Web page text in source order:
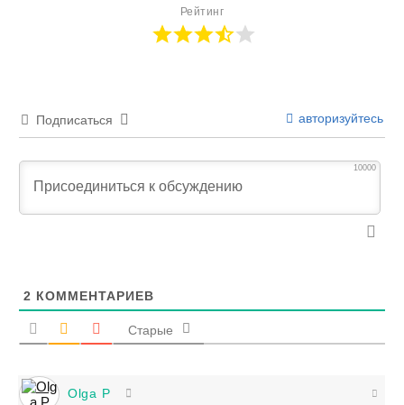
Рейтинг
Подписаться авторизуйтесь
10000
2 КОММЕНТАРИЕВ
Старые
Olga P